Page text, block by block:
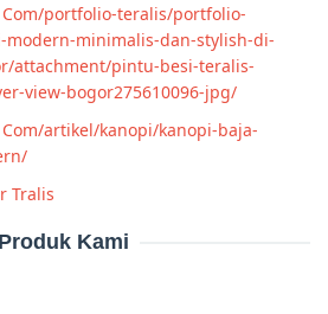
portfolio-teralis/portfolio-
minimalis-dan-stylish-di-
attachment/pintu-besi-teralis-
view-bogor275610096-jpg/
artikel/kanopi/kanopi-baja-
Tralis
Produk Kami